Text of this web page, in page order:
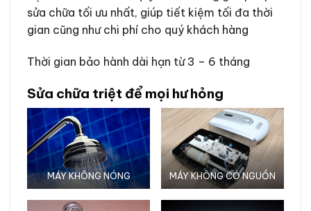
sửa chữa tối ưu nhất, giúp tiết kiệm tối đa thời
gian cũng như chi phí cho quý khách hàng
Thời gian bảo hành dài hạn từ 3 – 6 tháng
Sửa chữa triệt để mọi hư hỏng
MÁY KHÔNG NÓNG MÁY KHÔNG CÓ NGUỒN